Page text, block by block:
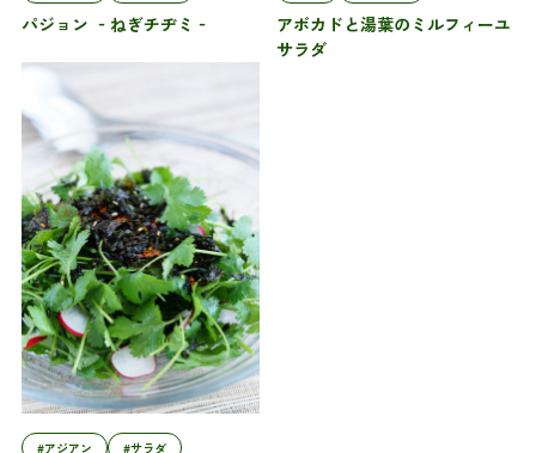
パジョン ‐ねぎチヂミ‐
アボカドと湯葉のミルフィーユ
サラダ
#アジアン #サラダ